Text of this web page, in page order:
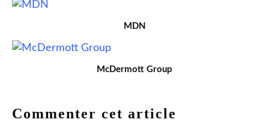
MDN
McDermott Group
Commenter cet article